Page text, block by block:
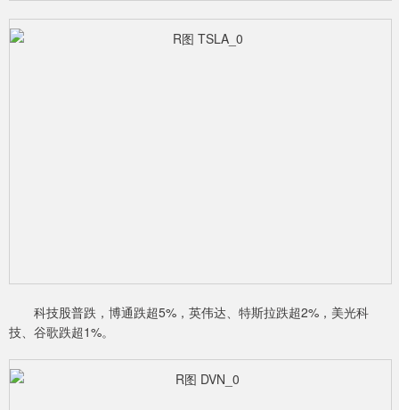
科技股普跌，博通跌超5%，英伟达、特斯拉跌超2%，美光科
技、谷歌跌超1%。